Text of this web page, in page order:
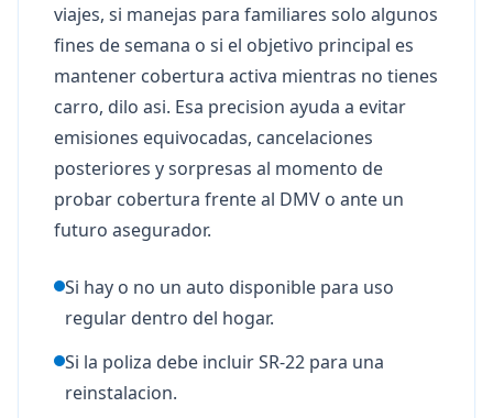
viajes, si manejas para familiares solo algunos
fines de semana o si el objetivo principal es
mantener cobertura activa mientras no tienes
carro, dilo asi. Esa precision ayuda a evitar
emisiones equivocadas, cancelaciones
posteriores y sorpresas al momento de
probar cobertura frente al DMV o ante un
futuro asegurador.
Si hay o no un auto disponible para uso
regular dentro del hogar.
Si la poliza debe incluir SR-22 para una
reinstalacion.